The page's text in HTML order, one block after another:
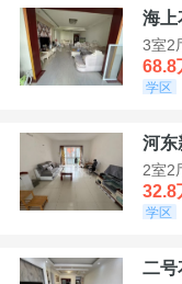
海上
3室2
68.8
学区
河东
2室2
32.8
学区
二号